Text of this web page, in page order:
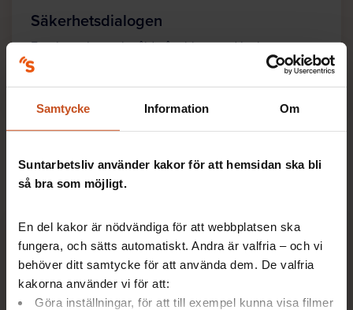
Samtycke Information Om
Suntarbetsliv använder kakor för att hemsidan ska bli
så bra som möjligt.
En del kakor är nödvändiga för att webbplatsen ska
fungera, och sätts automatiskt. Andra är valfria – och vi
behöver ditt samtycke för att använda dem. De valfria
kakorna använder vi för att:
Göra inställningar, för att till exempel kunna visa filmer
Säkerhetsdialogen
Förebygg hot och våld på jobbet med hjälp av
experternas tips, dialogstöd, skyddsronder och
Relaterade artiklar